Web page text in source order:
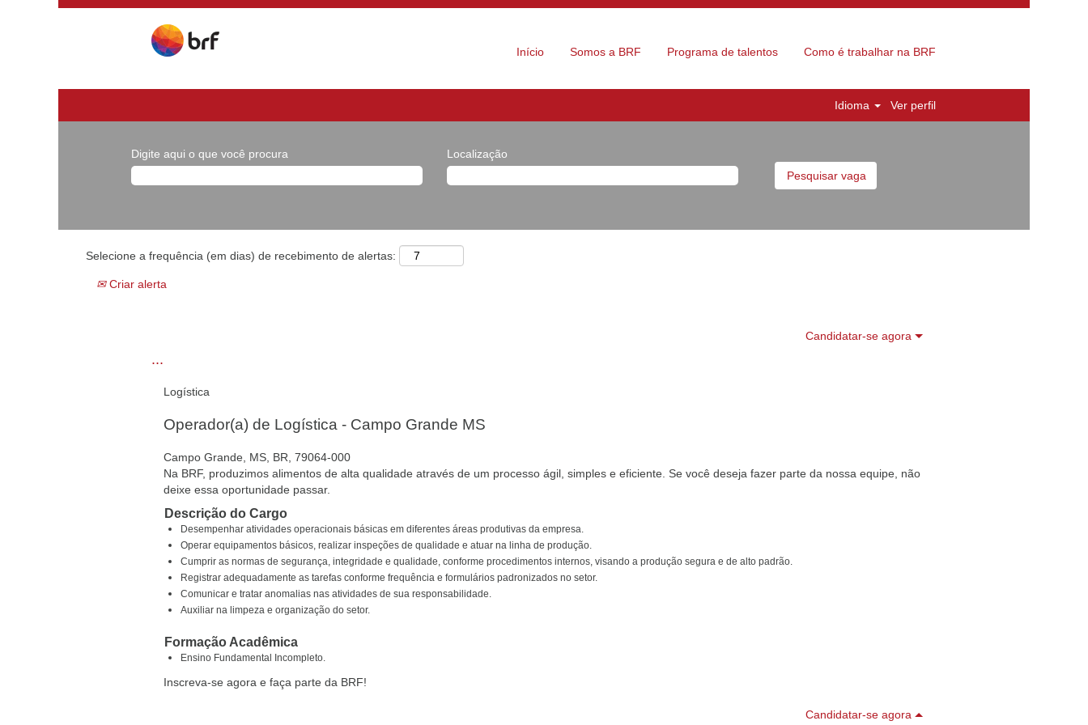
Início Somos a BRF Programa de talentos Como é trabalhar na BRF
Idioma Ver perfil
Digite aqui o que você procura Localização
Selecione a frequência (em dias) de recebimento de alertas:
Criar alerta
Candidatar-se agora
...
Logística
Operador(a) de Logística - Campo Grande MS
Campo Grande, MS, BR, 79064-000
Na BRF, produzimos alimentos de alta qualidade através de um processo ágil, simples e eficiente. Se você deseja fazer parte da nossa equipe, não
deixe essa oportunidade passar.
Descrição do Cargo
Desempenhar atividades operacionais básicas em diferentes áreas produtivas da empresa.
Operar equipamentos básicos, realizar inspeções de qualidade e atuar na linha de produção.
Cumprir as normas de segurança, integridade e qualidade, conforme procedimentos internos, visando a produção segura e de alto padrão.
Registrar adequadamente as tarefas conforme frequência e formulários padronizados no setor.
Comunicar e tratar anomalias nas atividades de sua responsabilidade.
Auxiliar na limpeza e organização do setor.
Formação Acadêmica
Ensino Fundamental Incompleto.
Inscreva-se agora e faça parte da BRF!
Candidatar-se agora